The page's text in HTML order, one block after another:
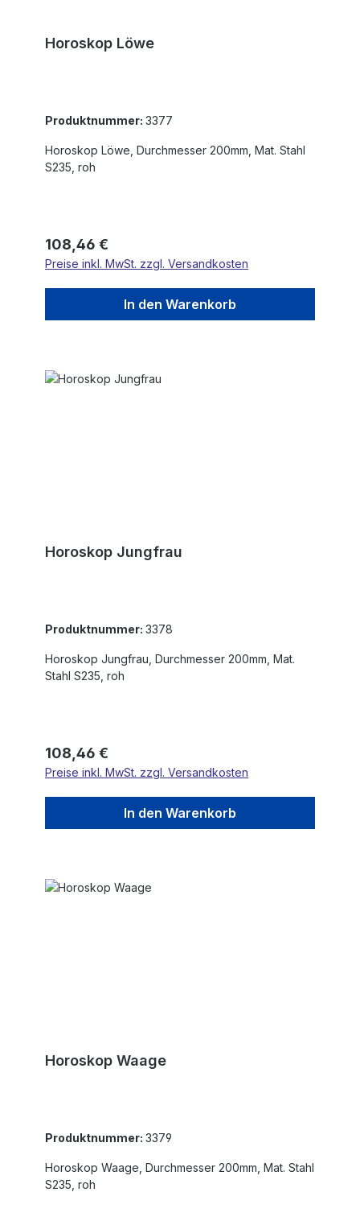
Horoskop Löwe
Produktnummer: 3377
Horoskop Löwe, Durchmesser 200mm, Mat. Stahl
S235, roh
Regulärer Preis:
108,46 €
Preise inkl. MwSt. zzgl. Versandkosten
In den Warenkorb
Horoskop Jungfrau
Produktnummer: 3378
Horoskop Jungfrau, Durchmesser 200mm, Mat.
Stahl S235, roh
Regulärer Preis:
108,46 €
Preise inkl. MwSt. zzgl. Versandkosten
In den Warenkorb
Horoskop Waage
Produktnummer: 3379
Horoskop Waage, Durchmesser 200mm, Mat. Stahl
S235, roh